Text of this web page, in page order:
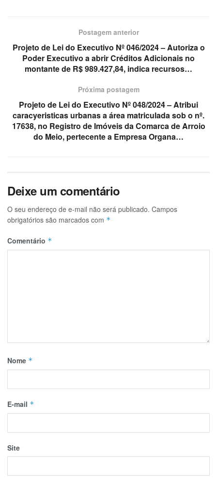
Postagem anterior
Projeto de Lei do Executivo Nº 046/2024 – Autoriza o
Poder Executivo a abrir Créditos Adicionais no
montante de R$ 989.427,84, indica recursos…
Próxima postagem
Projeto de Lei do Executivo Nº 048/2024 – Atribui
caracyeristicas urbanas a área matriculada sob o nº.
17638, no Registro de Imóveis da Comarca de Arroio
do Meio, pertecente a Empresa Organa…
Deixe um comentário
O seu endereço de e-mail não será publicado. Campos
obrigatórios são marcados com *
Comentário *
Nome *
E-mail *
Site